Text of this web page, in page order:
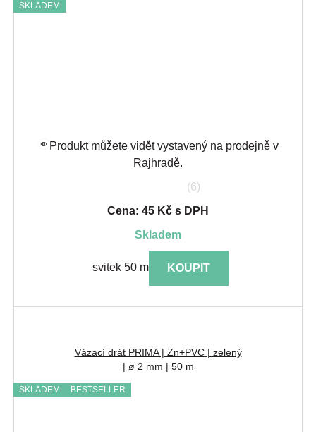
SKLADEM
Produkt můžete vidět vystavený na prodejně v
Rajhradě.
(6)
Cena: 45 Kč s DPH
skladem
svitek 50 m KOUPIT
Vázací drát PRIMA | Zn+PVC | zelený
| ø 2 mm | 50 m
SKLADEM BESTSELLER